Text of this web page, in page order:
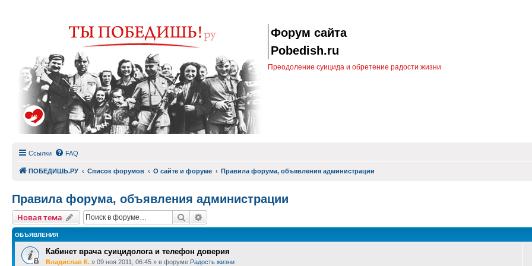
Форум сайта
Pobedish.ru
Преодоление суицида и обретение радости жизни
Ссылки FAQ
ПОБЕДИШЬ.РУ Список форумов О сайте и форуме Правила форума, объявления администрации
Правила форума, объявления администрации
Новая тема Поиск
ОБЪЯВЛЕНИЯ
Кабинет врача суицидолога и телефон доверия
Владислав К. » 09 ноя 2011, 06:45 » в форуме Радость жизни